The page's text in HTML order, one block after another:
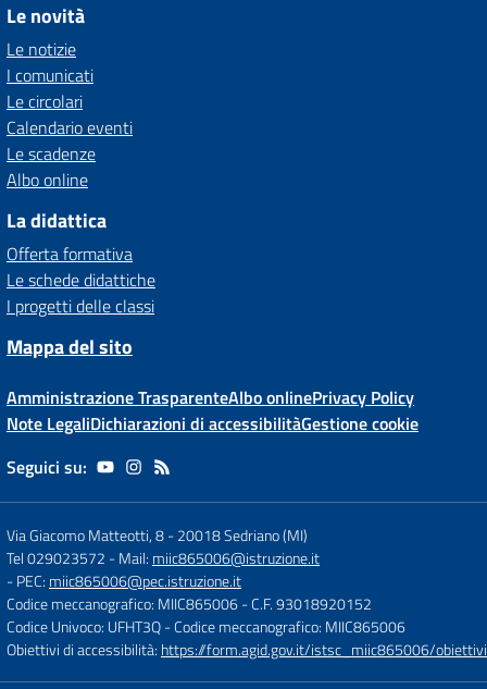
Le novità
Le notizie
I comunicati
Le circolari
Calendario eventi
Le scadenze
Albo online
La didattica
Offerta formativa
Le schede didattiche
I progetti delle classi
Mappa del sito
Amministrazione TrasparenteAlbo onlinePrivacy Policy
Note LegaliDichiarazioni di accessibilitàGestione cookie
Seguici su:
Via Giacomo Matteotti, 8-20018 Sedriano (MI)
Tel 029023572 - Mail: miic865006@istruzione.it
- PEC: miic865006@pec.istruzione.it
Codice meccanografico: MIIC865006- C.F. 93018920152
Codice Univoco: UFHT3Q- Codice meccanografico: MIIC865006
Obiettivi di accessibilità: https://form.agid.gov.it/istsc_miic865006/obiettivi